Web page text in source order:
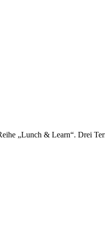
„Lunch & Learn“. Drei